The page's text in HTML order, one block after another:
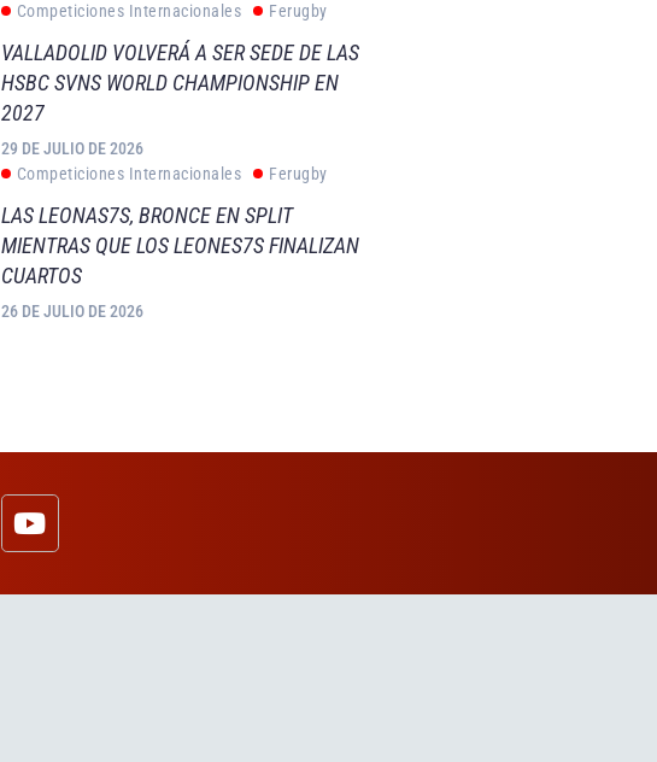
Competiciones Internacionales
Ferugby
VALLADOLID VOLVERÁ A SER SEDE DE LAS
HSBC SVNS WORLD CHAMPIONSHIP EN
2027
29 DE JULIO DE 2026
Competiciones Internacionales
Ferugby
LAS LEONAS7S, BRONCE EN SPLIT
MIENTRAS QUE LOS LEONES7S FINALIZAN
CUARTOS
26 DE JULIO DE 2026